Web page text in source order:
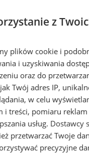
z
plików cookie i
i uzyskiwania
oraz do
Twój adres IP,
w celu
i treści, pomiaru
usług. Dostawcy
przetwarzać Twoje
precyzyjne